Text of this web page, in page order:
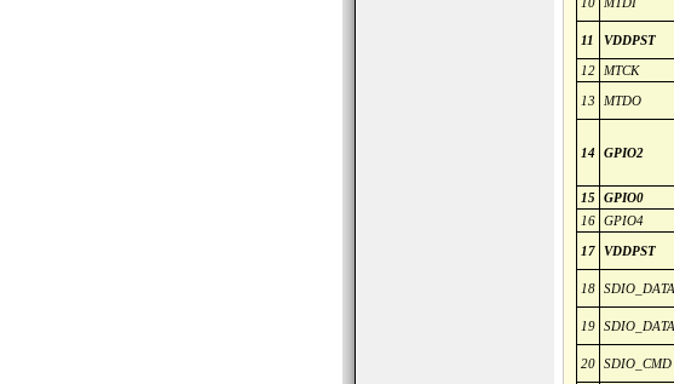
11 VDDPST
12
MTCK
13 MTDO
14 GPIO2
15 GPIO0
16 GPIO4
17 VDDPST
18
19
20 SDIO_CMD